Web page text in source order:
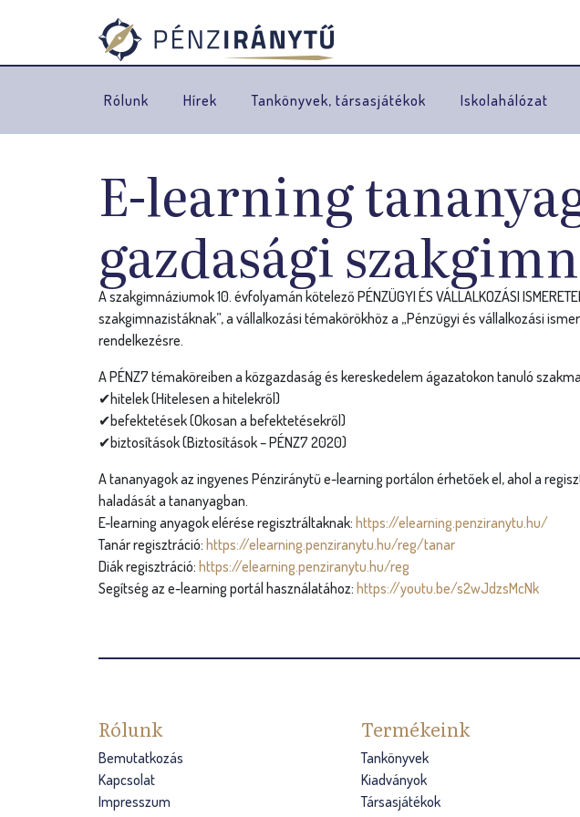
Rólunk Hírek Tankönyvek, társasjátékok Iskolahálózat
E-learning
gazdasági
A szakgimnáziumok 10. évfolyamán kötelező PÉNZÜGYI ÉS VÁLLALKOZÁSI
szakgimnazistáknak”, a vállalkozási témakörökhöz a „Pénzügyi és vállalkozási
rendelkezésre.
A PÉNZ7 témaköreiben a közgazdaság és kereskedelem ágazatokon tanuló
✔hitelek (Hitelesen a hitelekről)
✔befektetések (Okosan a befektetésekről)
✔biztosítások (Biztosítások – PÉNZ7 2020)
A tananyagok az ingyenes Pénziránytű e-learning portálon érhetőek el, ahol a
haladását a tananyagban.
E-learning anyagok elérése regisztráltaknak: https://elearning.penziranytu.hu/
Tanár regisztráció: https://elearning.penziranytu.hu/reg/tanar
Diák regisztráció: https://elearning.penziranytu.hu/reg
Segítség az e-learning portál használatához: https://youtu.be/s2wJdzsMcNk
Rólunk
Bemutatkozás
Kapcsolat
Impresszum
Termékeink
Tankönyvek
Kiadványok
Társasjátékok